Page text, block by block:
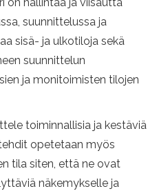
suunnittelussa ja
sisä- ja ulkotiloja sekä
suunnittelun
ja monitoimisten tilojen
toiminnallisia ja kestäviä
opetetaan myös
tila siten, että ne ovat
näkemykselle ja